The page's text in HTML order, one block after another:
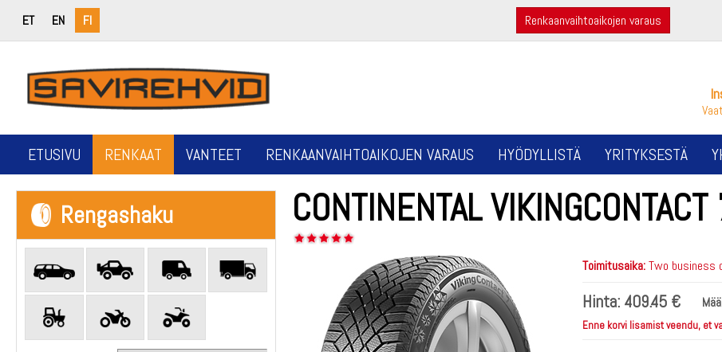
ET EN FI Renkaanvaihtoaikojen varaus
ETUSIVU RENKAAT VANTEET RENKAANVAIHTOAIKOJEN VARAUS HYÖDYLLISTÄ YRITYKSESTÄ
Rengashaku CONTINENTAL
Toimitusaika:Two business
Hinta: 409.45 €
Enne korvi lisamist veendu, et